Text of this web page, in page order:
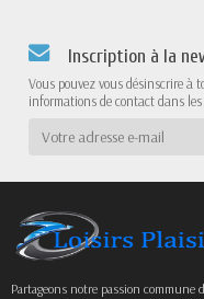
Inscription à la
Vous pouvez vous désinscrire à
informations de contact dans
Partageons notre passion